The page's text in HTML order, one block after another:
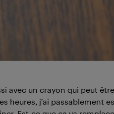
avec un crayon qui peut
heures, j’ai passablement